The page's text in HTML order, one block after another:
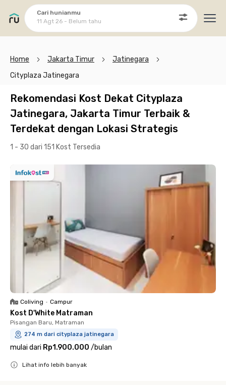
Cari hunianmu
11 Agt 26 - Belum tahu
Home Jakarta Timur
Jatinegara
Cityplaza Jatinegara
Rekomendasi Kost Dekat Cityplaza
Jatinegara, Jakarta Timur Terbaik &
Terdekat dengan Lokasi Strategis
1 - 30 dari 151 Kost Tersedia
Coliving • Campur
Kost D'White Matraman
Pisangan Baru, Matraman
274 m dari cityplaza jatinegara
mulai dari Rp1.900.000 /bulan
Lihat info lebih banyak